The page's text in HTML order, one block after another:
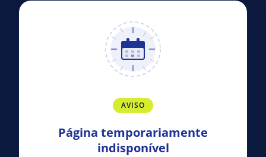
AVISO
Página temporariamente
indisponível